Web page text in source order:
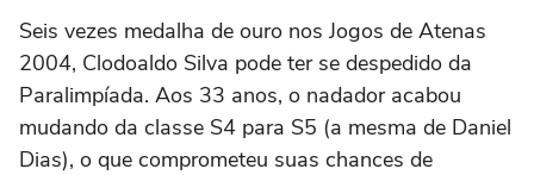
Seis vezes medalha de ouro nos Jogos de Atenas
2004, Clodoaldo Silva pode ter se despedido da
Paralimpíada. Aos 33 anos, o nadador acabou
mudando da classe S4 para S5 (a mesma de Daniel
Dias), o que comprometeu suas chances de